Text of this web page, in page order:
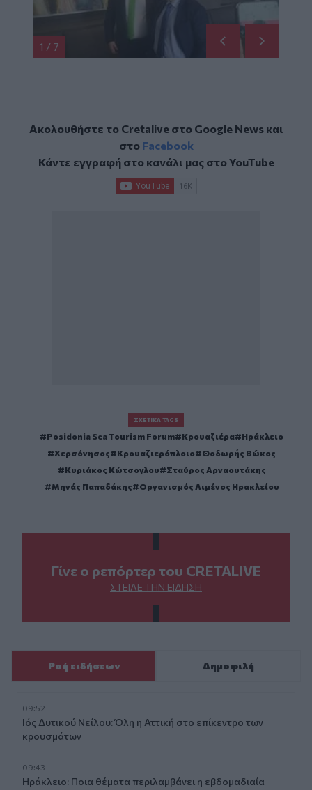
1 / 7
Ακολουθήστε το Cretalive στο Google Newsκαι
στο Facebook
Κάντε εγγραφή στο κανάλι μας στοYouTube
ΣΧΕΤΙΚΆ TAGS
Posidonia Sea Tourism Forum Κρουαζιέρα
Ηράκλειο
Χερσόνησος
Κρουαζιερόπλοιο
Θοδωρής Βώκος
Κυριάκος Κώτσογλου
Σταύρος Αρναουτάκης
Μηνάς Παπαδάκης
Οργανισμός Λιμένος Ηρακλείου
Γίνε ο ρεπόρτερ του CRETALIVE
ΣΤΕΊΛΕ ΤΗΝ ΕΊΔΗΣΗ
Ροή ειδήσεων Δημοφιλή
09:52
Ιός Δυτικού Νείλου: Όλη η Αττική στο επίκεντρο των
κρουσμάτων
09:43
Ηράκλειο: Ποια θέματα περιλαμβάνει η εβδομαδιαία